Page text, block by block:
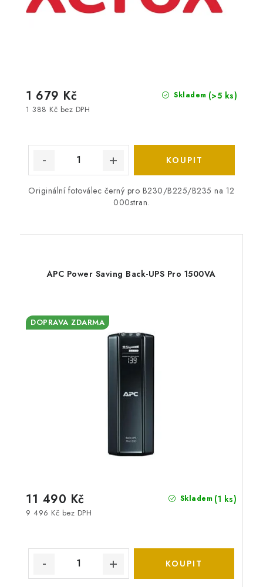
Skladem (>5 ks)
1 388 Kč bez DPH
1 679 Kč
Originální fotoválec černý pro B230/B225/B235 na 12
000stran.
APC Power Saving Back-UPS Pro 1500VA
DOPRAVA ZDARMA
Skladem (1 ks)
9 496 Kč bez DPH
11 490 Kč